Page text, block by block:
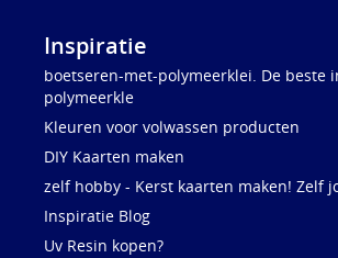
Inspiratie
boetseren-met-polymeerklei. De beste
polymeerkle
Kleuren voor volwassen producten
DIY Kaarten maken
zelf hobby - Kerst kaarten maken! Zelf
Inspiratie Blog
Uv Resin kopen?